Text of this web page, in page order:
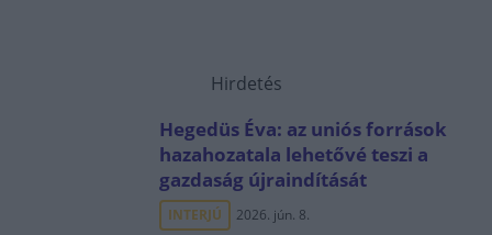
Hirdetés
Hegedüs Éva: az uniós források
hazahozatala lehetővé teszi a
gazdaság újraindítását
INTERJÚ 2026. jún. 8.